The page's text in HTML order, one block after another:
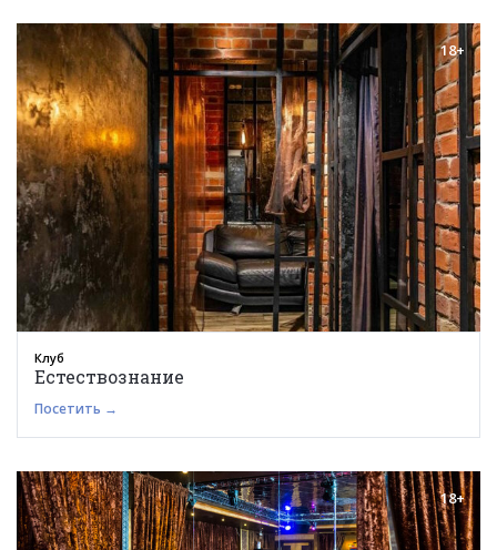
18+
Клуб
Естествознание
Посетить →
18+